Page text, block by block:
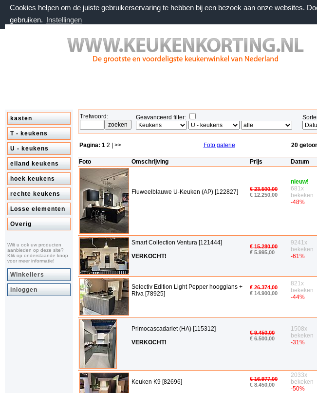
Cookies helpen om de juiste gebruikerservaring te hebben bij een bezoek aan onze websites.
gebruiken. Instellingen
zaterdag 8 augustus 2026, 19:46 uur
Welkom bij keukenkorting.nl
Home | Voorwaarden |
kasten
T - keukens
U - keukens
eiland keukens
hoek keukens
rechte keukens
Losse elementen
Overig
Wilt u ook uw producten
aanbieden op deze site?
Klik op onderstaande knop
voor meer informatie!
Winkeliers
Inloggen
Trefwoord: Geavanceerd filter:
Pagina: 1 2 | >> Foto galerie 20
Foto Omschrijving Prijs Datum
Fluweelblauwe U-Keuken (AP) [122827]
€ 23.500,00
€ 12.250,00
nieuw!
681x
bekeken
-48%
Smart Collection Ventura [121444]
VERKOCHT!
€ 15.280,00
€ 5.995,00
9241x
bekeken
-61%
Selectiv Edition Light Pepper hoogglans +
Riva [78925]
€ 26.374,00
€ 14.900,00
821x
bekeken
-44%
Primocascadariet (HA) [115312]
VERKOCHT!
€ 9.450,00
€ 6.500,00
1508x
bekeken
-31%
Keuken K9 [82696]
€ 16.977,00
€ 8.450,00
2033x
bekeken
-50%